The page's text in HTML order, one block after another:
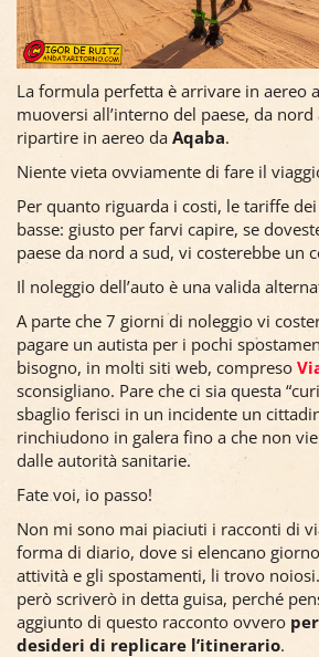
La formula perfetta è arrivare in aereo
muoversi all’interno del paese, da
ripartire in aereo da Aqaba.
Niente vieta ovviamente di fare il
Per quanto riguarda i costi, le tariffe
basse: giusto per farvi capire, se
paese da nord a sud, vi costerebbe un
Il noleggio dell’auto è una valida
A parte che 7 giorni di noleggio vi
pagare un autista per i pochi
bisogno, in molti siti web, compreso
sconsigliano. Pare che ci sia questa
sbaglio ferisci in un incidente un
rinchiudono in galera fino a che non
dalle autorità sanitarie.
Fate voi, io passo!
Non mi sono mai piaciuti i racconti di
forma di diario, dove si elencano
attività e gli spostamenti, li trovo
però scriverò in detta guisa, perché
aggiunto di questo racconto ovvero
desideri di replicare l’itinerario.